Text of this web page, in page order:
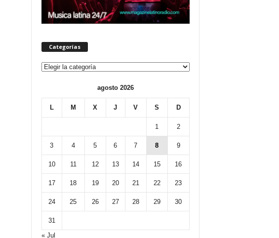
Categorías
Categorías
agosto 2026
L M X J V S D
1 2
3 4 5 6 7 8 9
10 11 12 13 14 15 16
17 18 19 20 21 22 23
24 25 26 27 28 29 30
31
« Jul